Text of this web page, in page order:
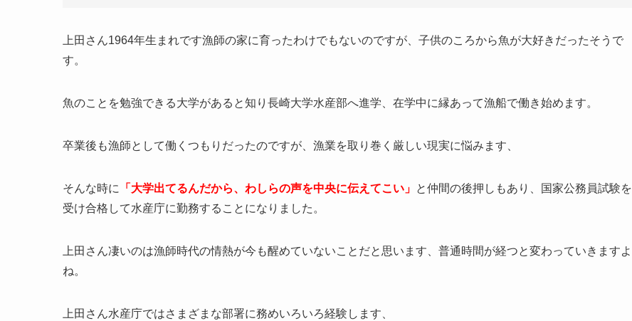
上田さん1964年生まれです漁師の家に育ったわけでもないのですが、子供のころから魚が大好きだったそうで
す。
魚のことを勉強できる大学があると知り長崎大学水産部へ進学、在学中に縁あって漁船で働き始めます。
卒業後も漁師として働くつもりだったのですが、漁業を取り巻く厳しい現実に悩みます、
そんな時に 「大学出てるんだから、わしらの声を中央に伝えてこい」 と仲間の後押しもあり、国家公務員試験を
受け合格して水産庁に勤務することになりました。
上田さん凄いのは漁師時代の情熱が今も醒めていないことだと思います、普通時間が経つと変わっていきますよ
ね。
上田さん水産庁ではさまざまな部署に務めいろいろ経験します、